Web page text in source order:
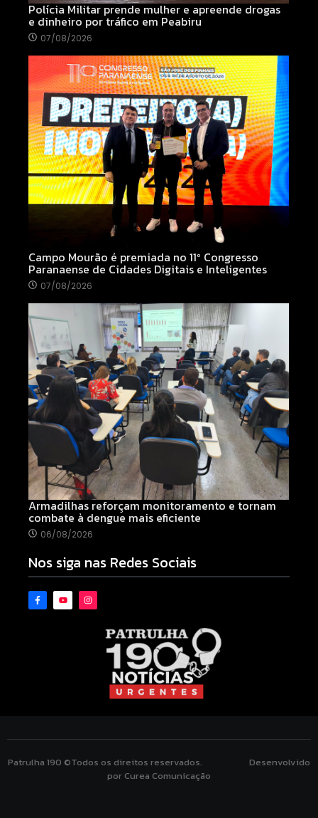
Polícia Militar prende mulher e apreende drogas
e dinheiro por tráfico em Peabiru
07/08/2026
Campo Mourão é premiada no 11º Congresso
Paranaense de Cidades Digitais e Inteligentes
07/08/2026
Armadilhas reforçam monitoramento e tornam
combate à dengue mais eficiente
06/08/2026
Nos siga nas Redes Sociais
Patrulha 190 ©Todos os direitos reservados. Desenvolvido
por Curea Comunicação